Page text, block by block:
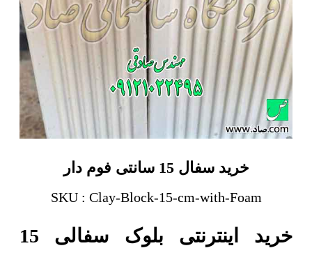
خرید سفال 15 سانتی فوم دار
SKU : Clay-Block-15-cm-with-Foam
خرید اینترنتی بلوک سفالی 15